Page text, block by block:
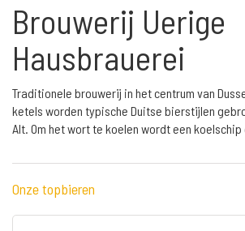
Brouwerij Uerige
Hausbrauerei
Traditionele brouwerij in het centrum van
ketels worden typische Duitse bierstijlen
Alt. Om het wort te koelen wordt een
Onze topbieren